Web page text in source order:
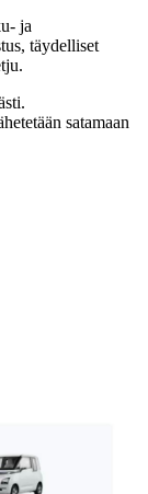
ja
täydelliset
satamaan